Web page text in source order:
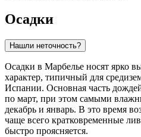
Осадки
Нашли неточность?
Осадки в Марбелье носят ярко
характер, типичный для
Испании. Основная часть
по март, при этом самыми
декабрь и январь. В это время
чаще всего кратковременные
быстро проясняется.